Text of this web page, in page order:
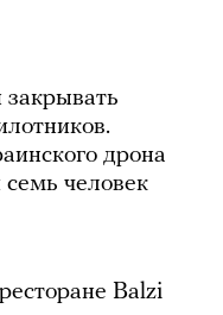
дрона
человек
Balzi